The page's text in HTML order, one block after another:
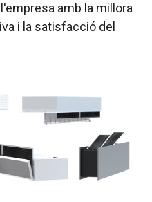
amb la millora
i la satisfacció del